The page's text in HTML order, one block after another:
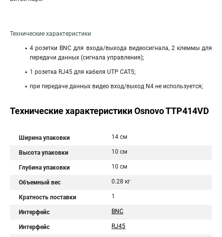
Технические характеристики
4 розетки BNC для входа/выхода видеосигнала, 2 клеммы для
передачи данных (сигнала управления);
1 розетка RJ45 для кабеля UTP CAT5;
при передаче данных видео вход/выход N4 не используется;
Технические характеристики Osnovo TTP414VD
Ширина упаковки 14 см
Высота упаковки 10 см
Глубина упаковки 10 см
Объемный вес 0.28 кг
Кратность поставки 1
Интерфейс BNC
Интерфейс RJ45